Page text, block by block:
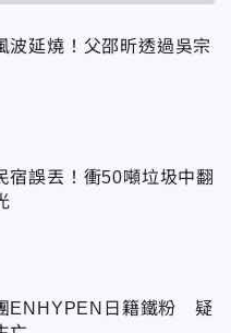
波延燒！父邵昕透過吳宗
宿誤丟！衝50噸垃圾中翻
ENHYPEN日籍鐵粉 疑